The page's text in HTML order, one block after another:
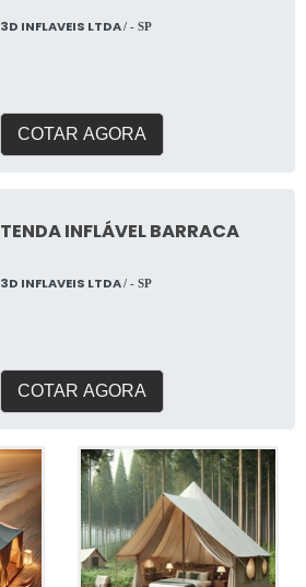
3D INFLAVEIS LTDA/ - SP
COTAR AGORA
TENDA INFLÁVEL BARRACA
3D INFLAVEIS LTDA/ - SP
COTAR AGORA